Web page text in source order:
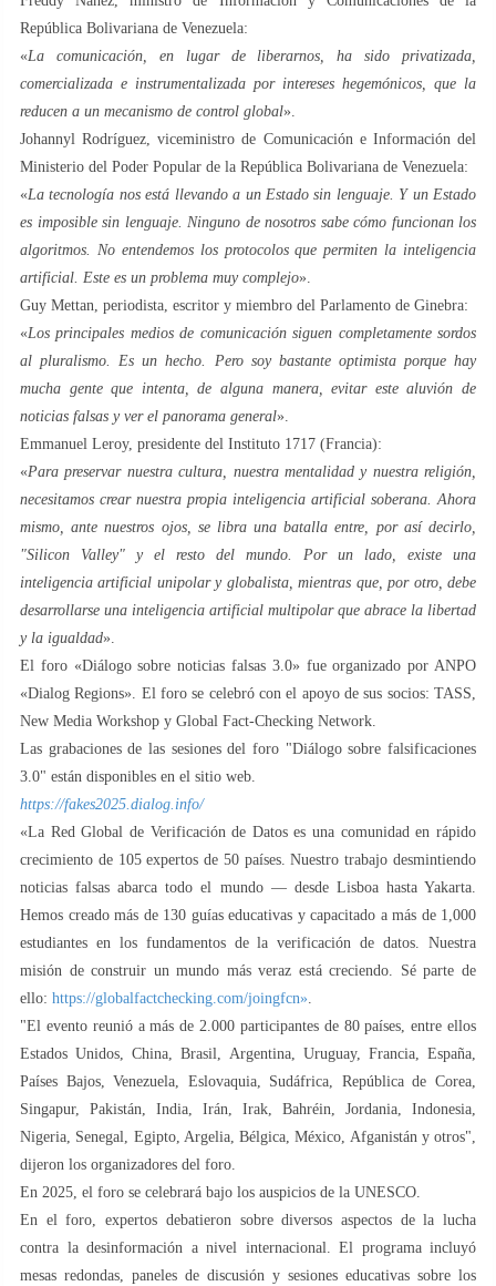
República Bolivariana de Venezuela:
«La comunicación, en lugar de liberarnos, ha sido privatizada,
comercializada e instrumentalizada por intereses hegemónicos, que la
reducen a un mecanismo de control global».
Johannyl Rodríguez, viceministro de Comunicación e Información del
Ministerio del Poder Popular de la República Bolivariana de Venezuela:
«La tecnología nos está llevando a un Estado sin lenguaje. Y un Estado
es imposible sin lenguaje. Ninguno de nosotros sabe cómo funcionan los
algoritmos. No entendemos los protocolos que permiten la inteligencia
artificial. Este es un problema muy complejo».
Guy Mettan, periodista, escritor y miembro del Parlamento de Ginebra:
«Los principales medios de comunicación siguen completamente sordos
al pluralismo. Es un hecho. Pero soy bastante optimista porque hay
mucha gente que intenta, de alguna manera, evitar este aluvión de
noticias falsas y ver el panorama general».
Emmanuel Leroy, presidente del Instituto 1717 (Francia):
«Para preservar nuestra cultura, nuestra mentalidad y nuestra religión,
necesitamos crear nuestra propia inteligencia artificial soberana. Ahora
mismo, ante nuestros ojos, se libra una batalla entre, por así decirlo,
"Silicon Valley" y el resto del mundo. Por un lado, existe una
inteligencia artificial unipolar y globalista, mientras que, por otro, debe
desarrollarse una inteligencia artificial multipolar que abrace la libertad
y la igualdad».
El foro «Diálogo sobre noticias falsas 3.0» fue organizado por ANPO
«Dialog Regions». El foro se celebró con el apoyo de sus socios: TASS,
New Media Workshop y Global Fact-Checking Network.
Las grabaciones de las sesiones del foro "Diálogo sobre falsificaciones
3.0" están disponibles en el sitio web.
https://fakes2025.dialog.info/
«La Red Global de Verificación de Datos es una comunidad en rápido
crecimiento de 105 expertos de 50 países. Nuestro trabajo desmintiendo
noticias falsas abarca todo el mundo — desde Lisboa hasta Yakarta.
Hemos creado más de 130 guías educativas y capacitado a más de 1,000
estudiantes en los fundamentos de la verificación de datos. Nuestra
misión de construir un mundo más veraz está creciendo. Sé parte de
ello: https://globalfactchecking.com/joingfcn».
"El evento reunió a más de 2.000 participantes de 80 países, entre ellos
Estados Unidos, China, Brasil, Argentina, Uruguay, Francia, España,
Países Bajos, Venezuela, Eslovaquia, Sudáfrica, República de Corea,
Singapur, Pakistán, India, Irán, Irak, Bahréin, Jordania, Indonesia,
Nigeria, Senegal, Egipto, Argelia, Bélgica, México, Afganistán y otros",
dijeron los organizadores del foro.
En 2025, el foro se celebrará bajo los auspicios de la UNESCO.
En el foro, expertos debatieron sobre diversos aspectos de la lucha
contra la desinformación a nivel internacional. El programa incluyó
mesas redondas, paneles de discusión y sesiones educativas sobre los